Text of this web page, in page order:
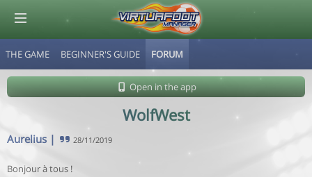
THE GAME BEGINNER'S GUIDE FORUM
Open in the app
WolfWest
Aurelius | 28/11/2019
Bonjour à tous !
© Virtuafoot Manager by Aymeric Le Corre 202608090943